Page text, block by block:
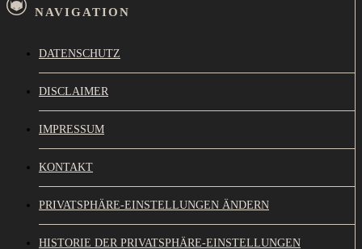
NAVIGATION
DATENSCHUTZ
DISCLAIMER
IMPRESSUM
KONTAKT
PRIVATSPHÄRE-EINSTELLUNGEN ÄNDERN
HISTORIE DER PRIVATSPHÄRE-EINSTELLUNGEN